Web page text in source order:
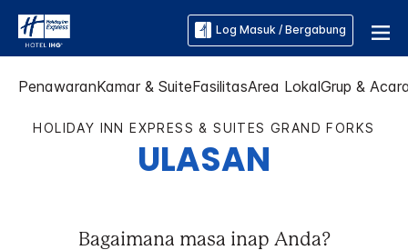
Log Masuk / Bergabung
PenawaranKamar & SuiteFasilitasArea LokalGrup &
HOLIDAY INN EXPRESS & SUITES GRAND FORKS
ULASAN
Bagaimana masa inap Anda?